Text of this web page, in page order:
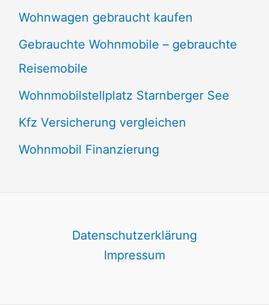
Wohnwagen gebraucht kaufen
Gebrauchte Wohnmobile – gebrauchte
Reisemobile
Wohnmobilstellplatz Starnberger See
Kfz Versicherung vergleichen
Wohnmobil Finanzierung
Datenschutzerklärung
Impressum